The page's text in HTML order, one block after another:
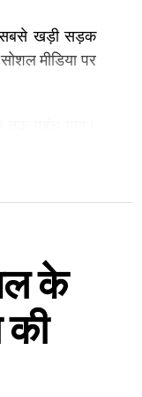
सबसे खड़ी सड़क
मीडिया पर
पर भी उड़ान
सबसे ठंडी सुबह
और सप्ताह के अंत
के
की